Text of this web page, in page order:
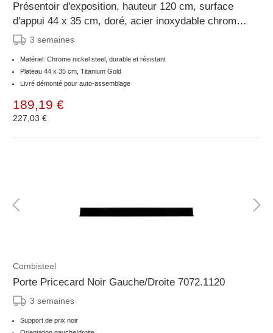
Présentoir d'exposition, hauteur 120 cm, surface
d'appui 44 x 35 cm, doré, acier inoxydable chromé-
nickel3 semaines
Matériel: Chrome nickel steel, durable et résistant
Plateau 44 x 35 cm, Titanium Gold
Livré démonté pour auto-assemblage
189,19 €
227,03 €
Combisteel
Porte Pricecard Noir Gauche/Droite 7072.1120
3 semaines
Support de prix noir